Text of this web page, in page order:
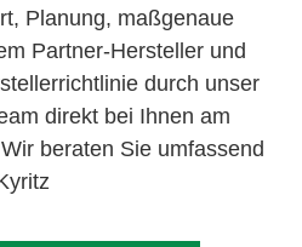
Planung, maßgenaue
Partner-Hersteller und
durch unser
direkt bei Ihnen am
beraten Sie umfassend